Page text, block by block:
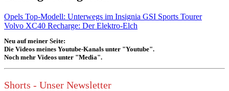
Opels Top-Modell: Unterwegs im Insignia GSI Sports Tourer
Volvo XC40 Recharge: Der Elektro-Elch
Neu auf meiner Seite:
Die Videos meines Youtube-Kanals unter "Youtube".
Noch mehr Videos unter "Media".
Shorts - Unser Newsletter